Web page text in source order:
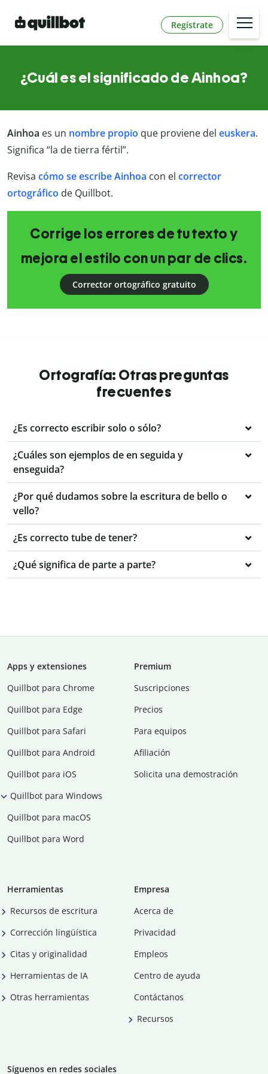
Regístrate
¿Cuál es el significado de Ainhoa?
Ainhoa es un nombre propio que proviene del euskera.
Significa “la de tierra fértil”.
Revisa cómo se escribe Ainhoa con el corrector
ortográfico de Quillbot.
Corrige los errores de tu texto y
mejora el estilo con un par de clics.
Corrector ortográfico gratuito
Ortografía: Otras preguntas
frecuentes
¿Es correcto escribir solo o sólo?
¿Cuáles son ejemplos de en seguida y
enseguida?
¿Por qué dudamos sobre la escritura de bello o
vello?
¿Es correcto tube de tener?
¿Qué significa de parte a parte?
Apps y extensiones
Quillbot para Chrome
Quillbot para Edge
Quillbot para Safari
Quillbot para Android
Quillbot para iOS
Quillbot para Windows
Quillbot para macOS
Quillbot para Word
Premium
Suscripciones
Precios
Para equipos
Afiliación
Solicita una demostración
Herramientas
Recursos de escritura
Corrección lingüística
Citas y originalidad
Herramientas de IA
Otras herramientas
Empresa
Acerca de
Privacidad
Empleos
Centro de ayuda
Contáctanos
Recursos
Síguenos en redes sociales